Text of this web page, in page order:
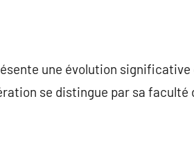
une évolution significative
se distingue par sa faculté